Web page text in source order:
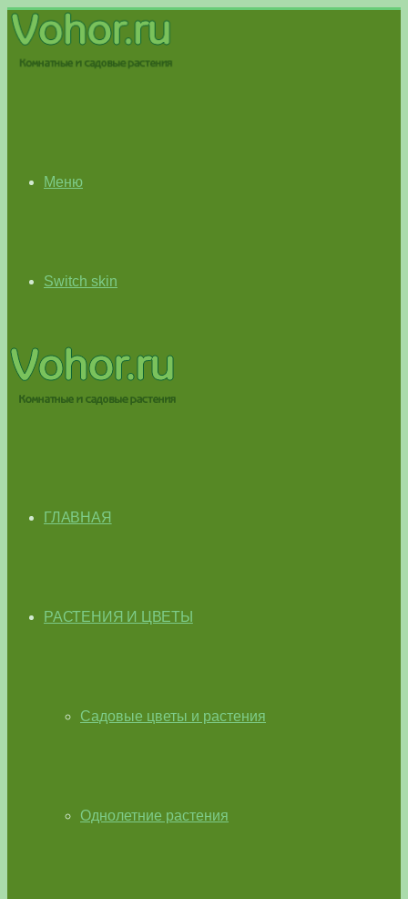
Меню
Switch skin
ГЛАВНАЯ
РАСТЕНИЯ И ЦВЕТЫ
Садовые цветы и растения
Однолетние растения